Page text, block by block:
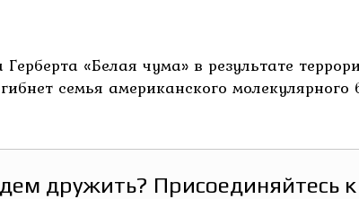
«Белая чума» в результате
семья американского
дружить? Присоединяйтесь